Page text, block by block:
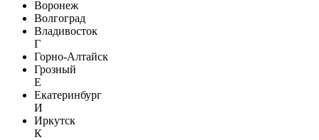
Воронеж
Волгоград
Владивосток
Г
Горно-Алтайск
Грозный
Е
Екатеринбург
И
Иркутск
К